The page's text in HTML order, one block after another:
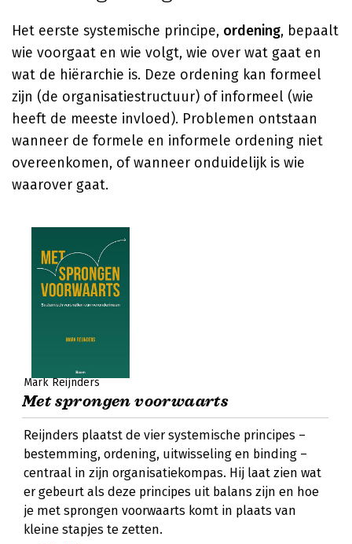
Het eerste systemische principe, ordening, bepaalt
wie voorgaat en wie volgt, wie over wat gaat en
wat de hiërarchie is. Deze ordening kan formeel
zijn (de organisatiestructuur) of informeel (wie
heeft de meeste invloed). Problemen ontstaan
wanneer de formele en informele ordening niet
overeenkomen, of wanneer onduidelijk is wie
waarover gaat.
Mark Reijnders
Met sprongen voorwaarts
Reijnders plaatst de vier systemische principes –
bestemming, ordening, uitwisseling en binding –
centraal in zijn organisatiekompas. Hij laat zien wat
er gebeurt als deze principes uit balans zijn en hoe
je met sprongen voorwaarts komt in plaats van
kleine stapjes te zetten.